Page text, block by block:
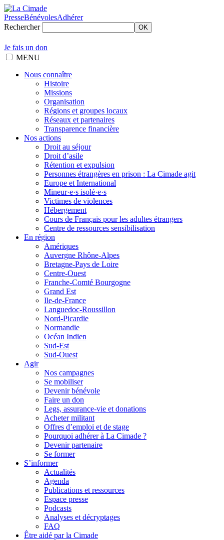
PresseBénévolesAdhérer
Rechercher
OK
Je fais un don
MENU
Nous connaître
Histoire
Missions
Organisation
Régions et groupes locaux
Réseaux et partenaires
Transparence financière
Nos actions
Droit au séjour
Droit d’asile
Rétention et expulsion
Personnes étrangères en prison : La Cimade agit
Europe et International
Mineur·e·s isolé·e·s
Victimes de violences
Hébergement
Cours de Français pour les adultes étrangers
Centre de ressources sensibilisation
En région
Amériques
Auvergne Rhône-Alpes
Bretagne-Pays de Loire
Centre-Ouest
Franche-Comté Bourgogne
Grand Est
Ile-de-France
Languedoc-Roussillon
Nord-Picardie
Normandie
Océan Indien
Sud-Est
Sud-Ouest
Agir
Nos campagnes
Se mobiliser
Devenir bénévole
Faire un don
Legs, assurance-vie et donations
Acheter militant
Offres d’emploi et de stage
Pourquoi adhérer à La Cimade ?
Devenir partenaire
Se former
S’informer
Actualités
Agenda
Publications et ressources
Espace presse
Podcasts
Analyses et décryptages
FAQ
Être aidé par la Cimade